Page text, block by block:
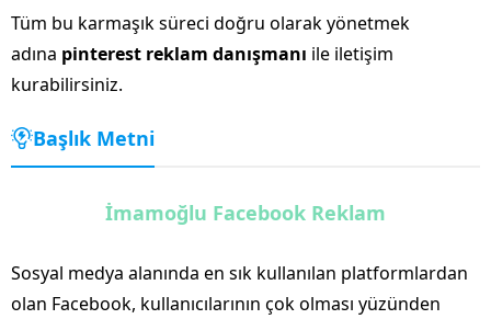
Tüm bu karmaşık süreci doğru olarak yönetmek
adına pinterest reklam danışmanı ile iletişim
kurabilirsiniz.
Başlık Metni
İmamoğlu Facebook Reklam
Sosyal medya alanında en sık kullanılan platformlardan
olan Facebook, kullanıcılarının çok olması yüzünden